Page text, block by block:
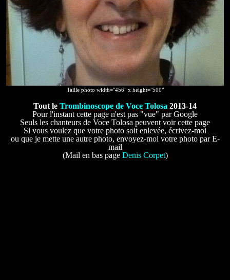
Taille photo width="456" x height="500"
Tout le Trombinoscope de Voce Tolosa 2013-14
Pour l'instant cette page n'est pas "vue" par Google
Seuls les chanteurs de Voce Tolosa peuvent voir cette page
Si vous voulez que votre photo soit enlevée, écrivez-moi
ou que je mette une autre photo, envoyez-moi votre photo par E-
mail
(Mail en bas page Denis Corpet)